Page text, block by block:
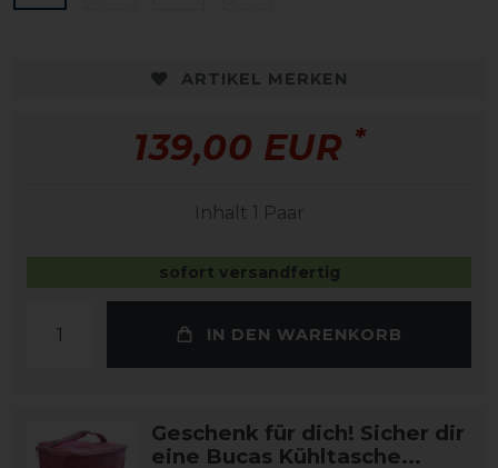
ARTIKEL MERKEN
139,00 EUR *
Inhalt 1 Paar
sofort versandfertig
IN DEN WARENKORB
Geschenk für dich! Sicher dir
eine Bucas Kühltasche...